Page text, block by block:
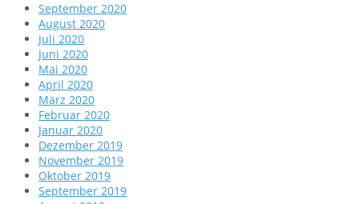
September 2020
August 2020
Juli 2020
Juni 2020
Mai 2020
April 2020
März 2020
Februar 2020
Januar 2020
Dezember 2019
November 2019
Oktober 2019
September 2019